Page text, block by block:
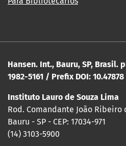
Hansen. Int., Bauru, SP, Brasil.
1982-5161 / Prefix DOI: 10.47878
Instituto Lauro de Souza Lima
Rod. Comandante João Ribeiro
Bauru - SP - CEP: 17034-971
(14) 3103-5900